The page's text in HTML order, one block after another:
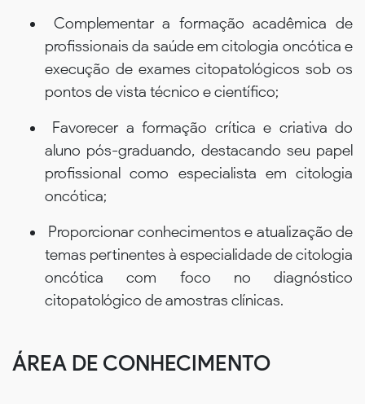
Complementar a formação acadêmica de
profissionais da saúde em citologia oncótica e
execução de exames citopatológicos sob os
pontos de vista técnico e científico;
Favorecer a formação crítica e criativa do
aluno pós-graduando, destacando seu papel
profissional como especialista em citologia
oncótica;
Proporcionar conhecimentos e atualização de
temas pertinentes à especialidade de citologia
oncótica com foco no diagnóstico
citopatológico de amostras clínicas.
ÁREA DE CONHECIMENTO